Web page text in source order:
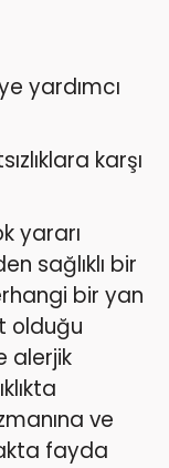
yardımcı
karşı
yararı
sağlıklı bir
bir yan
olduğu
alerjik
ve
fayda